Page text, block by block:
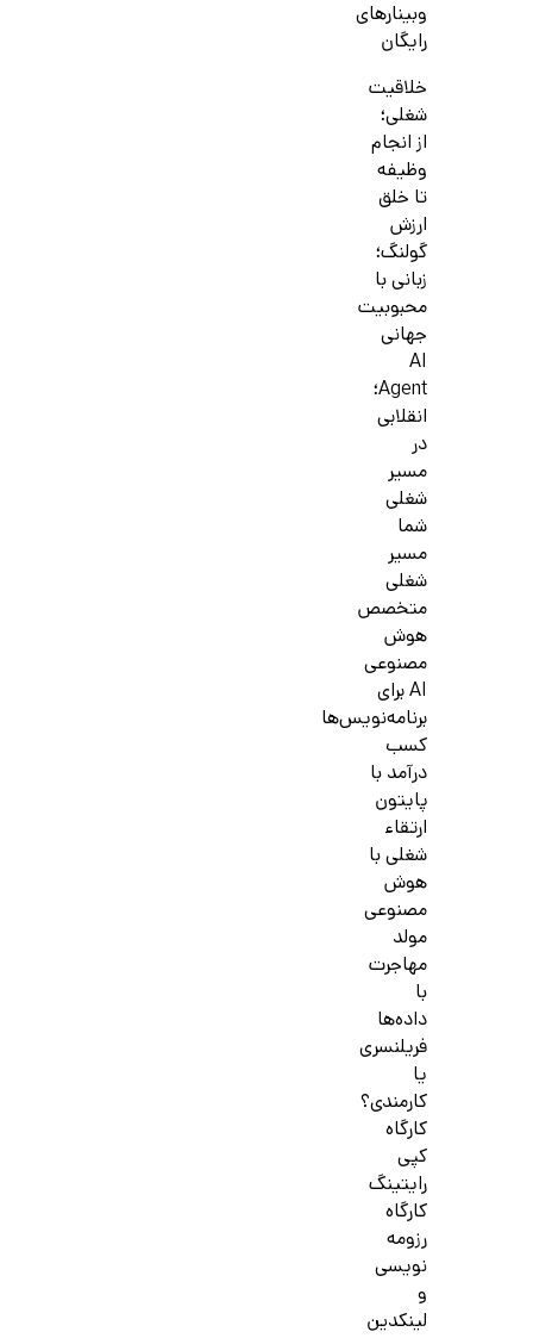
وبینارهای
رایگان
خلاقیت
شغلی؛
از انجام
وظیفه
تا خلق
ارزش
گولنگ؛
زبانی با
محبوبیت
جهانی
AI
Agent؛
انقلابی
در
مسیر
شغلی
شما
مسیر
شغلی
متخصص
هوش
مصنوعی
AI برای
برنامه‌نویس‌ها
کسب
درآمد با
پایتون
ارتقاء
شغلی با
هوش
مصنوعی
مولد
مهاجرت
با
داده‌ها
فریلنسری
یا
کارمندی؟
کارگاه
کپی
رایتینگ
کارگاه
رزومه
نویسی
و
لینکدین